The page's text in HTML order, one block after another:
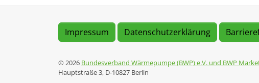
Impressum Datenschutzerklärung
© 2026 Bundesverband Wärmepumpe (BWP) e.V. und BWP
Hauptstraße 3, D-10827 Berlin